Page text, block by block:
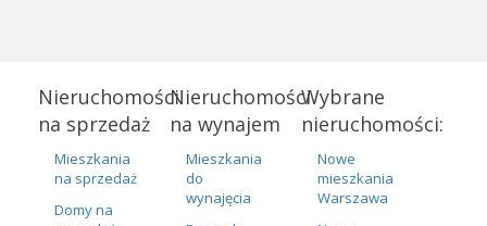
Nieruchomości
na sprzedaż
Mieszkania
na sprzedaż
Domy na
Nieruchomości
na wynajem
Mieszkania
do
wynajęcia
Wybrane
nieruchomości:
Nowe
mieszkania
Warszawa